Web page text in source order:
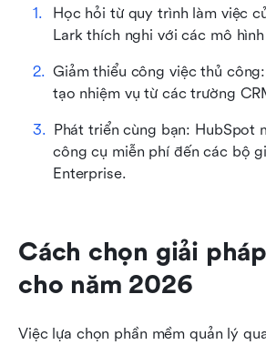
Học hỏi từ quy trình làm việc
Lark thích nghi với các mô
Giảm thiểu công việc thủ
tạo nhiệm vụ từ các trường
Phát triển cùng bạn: HubSpot
công cụ miễn phí đến các bộ
Enterprise.
Cách chọn giải
cho năm 2026
Việc lựa chọn phần mềm quản lý